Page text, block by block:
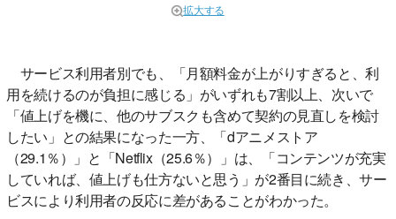
拡大する
サービス利用者別でも、「月額料金が上がりすぎると、利
用を続けるのが負担に感じる」がいずれも7割以上、次いで
「値上げを機に、他のサブスクも含めて契約の見直しを検討
したい」との結果になった一方、「dアニメストア
（29.1％）」と「Netflix（25.6％）」は、「コンテンツが充実
していれば、値上げも仕方ないと思う」が2番目に続き、サー
ビスにより利用者の反応に差があることがわかった。